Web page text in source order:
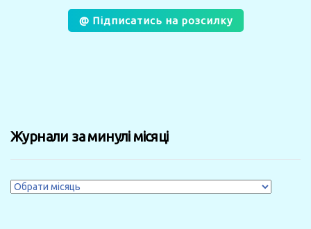
@ Підписатись на розсилку
Журнали за минулі місяці
Журнали